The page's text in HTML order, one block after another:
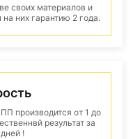
своих материалов и
них гарантию 2 года.
производится от 1 до
результат за
!